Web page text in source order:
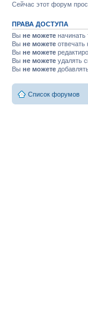
Сейчас этот форум
ПРАВА ДОСТУПА
Вы не можете
Вы не можете
Вы не можете
Вы не можете удалять
Вы не можете
Список форумов